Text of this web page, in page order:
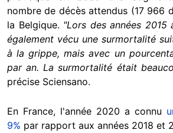
nombre de décès attendus (17 966
la Belgique. "Lors des années 2015
également vécu une surmortalité
à la grippe, mais avec un
par an. La surmortalité était
précise Sciensano.
En France, l'année 2020 a connu
9% par rapport aux années 2018 et